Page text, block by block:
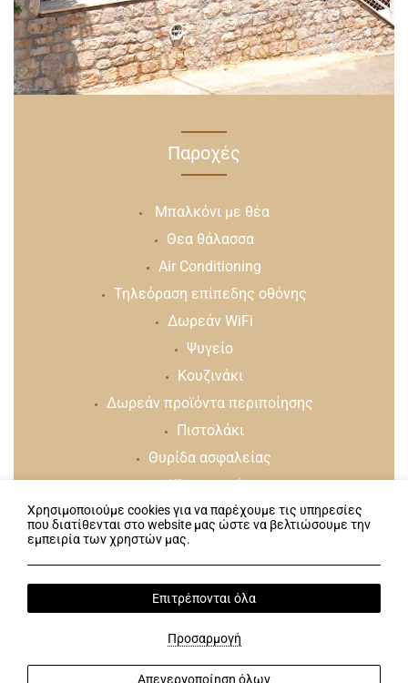
Παροχές
Μπαλκόνι με θέα
Θεα θάλασσα
Air Conditioning
Τηλεόραση επίπεδης οθόνης
Δωρεάν WiFi
Ψυγείο
Κουζινάκι
Δωρεάν προϊόντα περιποίησης
Πιστολάκι
Θυρίδα ασφαλείας
Κλιματισμός
Ακολουθήστε μας
Όροι & Προϋποθέσεις Web Check-in
2026 @ Klelia Hotel. All rights reserved.
ΓΕΜΗ: 123561939000
Χρησιμοποιούμε cookies για να παρέχουμε τις υπηρεσίες
που διατίθενται στο website μας ώστε να βελτιώσουμε την
εμπειρία των χρηστών μας.
Επιτρέπονται όλα
Προσαρμογή
Απενεργοποίηση όλων